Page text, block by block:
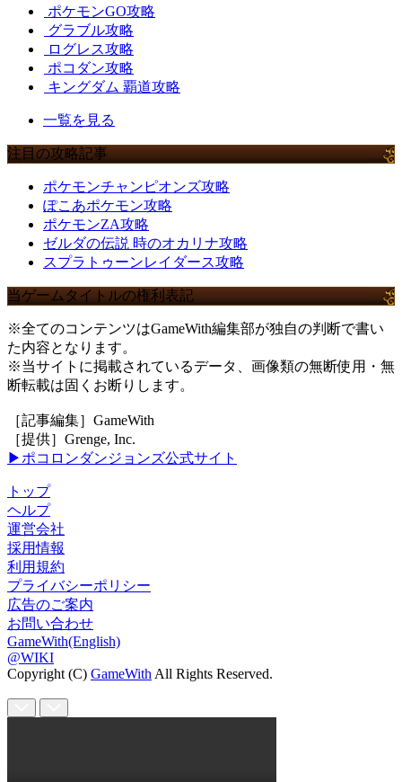
ポケモンGO攻略
グラブル攻略
ログレス攻略
ポコダン攻略
キングダム 覇道攻略
一覧を見る
注目の攻略記事
ポケモンチャンピオンズ攻略
ぽこあポケモン攻略
ポケモンZA攻略
ゼルダの伝説 時のオカリナ攻略
スプラトゥーンレイダース攻略
当ゲームタイトルの権利表記
※全てのコンテンツはGameWith編集部が独自の判断で書い
た内容となります。
※当サイトに掲載されているデータ、画像類の無断使用・無
断転載は固くお断りします。
［記事編集］GameWith
［提供］Grenge, Inc.
▶ポコロンダンジョンズ公式サイト
トップ
ヘルプ
運営会社
採用情報
利用規約
プライバシーポリシー
広告のご案内
お問い合わせ
GameWith(English)
@WIKI
Copyright (C) GameWith All Rights Reserved.